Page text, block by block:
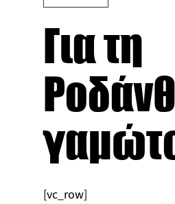
Για τη
[vc_row]